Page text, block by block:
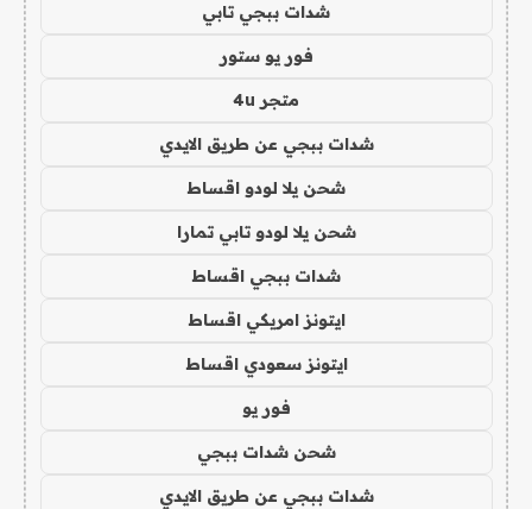
شدات ببجي تابي
فور يو ستور
متجر 4u
شدات ببجي عن طريق الايدي
شحن يلا لودو اقساط
شحن يلا لودو تابي تمارا
شدات ببجي اقساط
ايتونز امريكي اقساط
ايتونز سعودي اقساط
فور يو
شحن شدات ببجي
شدات ببجي عن طريق الايدي